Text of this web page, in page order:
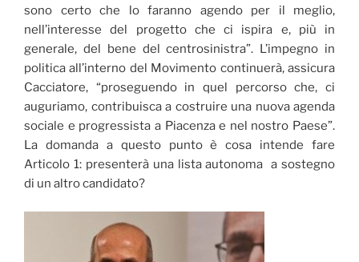
sono certo che lo faranno agendo per il meglio,
nell’interesse del progetto che ci ispira e, più in
generale, del bene del centrosinistra”. L’impegno in
politica all’interno del Movimento continuerà, assicura
Cacciatore, “proseguendo in quel percorso che, ci
auguriamo, contribuisca a costruire una nuova agenda
sociale e progressista a Piacenza e nel nostro Paese”.
La domanda a questo punto è cosa intende fare
Articolo 1: presenterà una lista autonoma a sostegno
di un altro candidato?